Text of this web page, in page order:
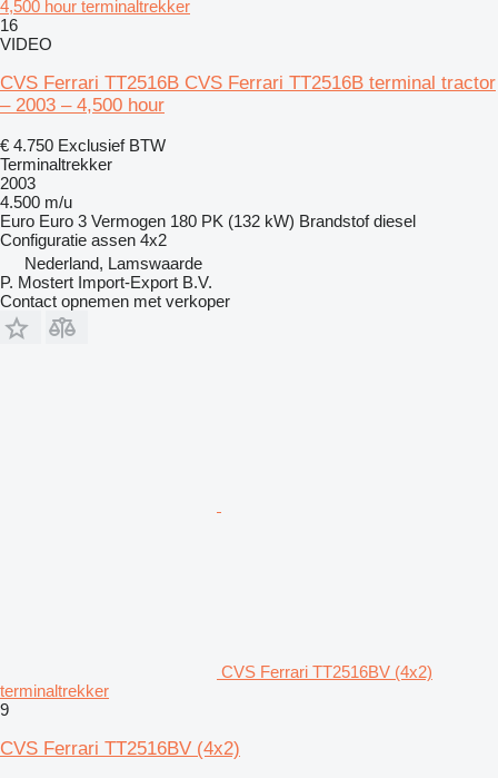
4,500 hour terminaltrekker
16
VIDEO
CVS Ferrari TT2516B CVS Ferrari TT2516B terminal tractor
– 2003 – 4,500 hour
€ 4.750 Exclusief BTW
Terminaltrekker
2003
4.500 m/u
Euro Euro 3 Vermogen 180 PK (132 kW) Brandstof diesel
Configuratie assen 4x2
Nederland, Lamswaarde
P. Mostert Import-Export B.V.
Contact opnemen met verkoper
CVS Ferrari TT2516BV (4x2)
terminaltrekker
9
CVS Ferrari TT2516BV (4x2)